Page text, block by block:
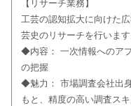
【リサーチ業務】
工芸の認知拡大に向けた
芸史のリサーチを行います
◆内容： 一次情報へのア
の把握
◆魅力： 市場調査会社出
もと、精度の高い調査ス